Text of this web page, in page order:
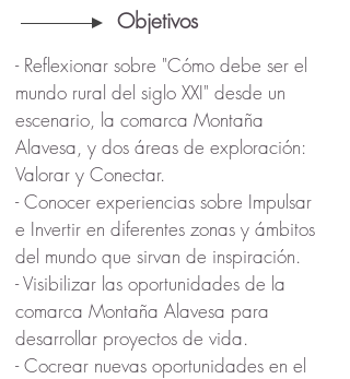
Objetivos
- Reflexionar sobre "Cómo debe ser el
mundo rural del siglo XXI" desde un
escenario, la comarca Montaña
Alavesa, y dos áreas de exploración:
Valorar y Conectar.
- Conocer experiencias sobre Impulsar
e Invertir en diferentes zonas y ámbitos
del mundo que sirvan de inspiración.
- Visibilizar las oportunidades de la
comarca Montaña Alavesa para
desarrollar proyectos de vida.
- Cocrear nuevas oportunidades en el